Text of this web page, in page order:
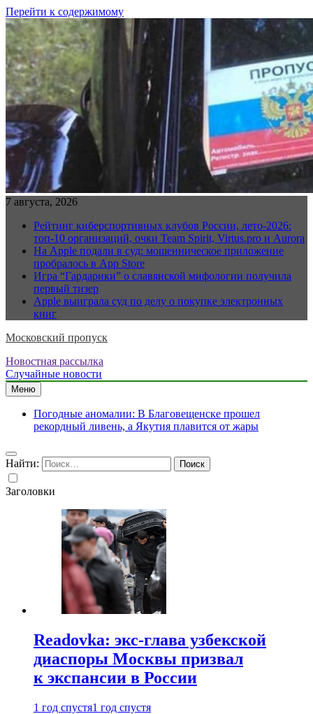
Перейти к содержимому
7 августа, 2026
Рейтинг киберспортивных клубов России, лето-2026:
топ-10 организаций, очки Team Spirit, Virtus.pro и Aurora
На Apple подали в суд: мошенническое приложение
пробралось в App Store
Игра “Гардарики” о славянской мифологии получила
первый тизер
Apple выиграла суд по делу о покупке электронных
книг
Московский пропуск
Новостная рассылка
Случайные новости
Меню
Погодные аномалии: В Благовещенске прошел
рекордный ливень, а Якутия плавится от жары
Найти:
Заголовки
Readovka: экс-глава узбекской
диаспоры Москвы призвал
к экспансии в России
1 год спустя1 год спустя